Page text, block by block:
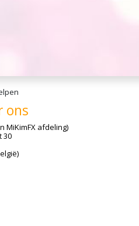
ons
MiKimFX afdeling)
30